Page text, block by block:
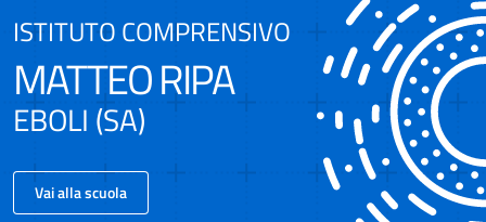
ISTITUTO COMPRENSIVO
MATTEO RIPA
EBOLI (SA)
Vai alla scuola